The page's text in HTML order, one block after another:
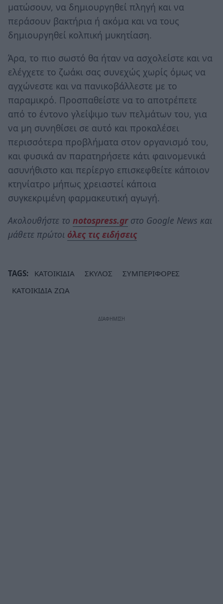
ματώσουν, να δημιουργηθεί πληγή και να
περάσουν βακτήρια ή ακόμα και να τους
δημιουργηθεί κολπική μυκητίαση.
Άρα, το πιο σωστό θα ήταν να ασχολείστε και να
ελέγχετε το ζωάκι σας συνεχώς χωρίς όμως να
αγχώνεστε και να πανικοβάλλεστε με το
παραμικρό. Προσπαθείστε να το αποτρέπετε
από το έντονο γλείψιμο των πελμάτων του, για
να μη συνηθίσει σε αυτό και προκαλέσει
περισσότερα προβλήματα στον οργανισμό του,
και φυσικά αν παρατηρήσετε κάτι φαινομενικά
ασυνήθιστο και περίεργο επισκεφθείτε κάποιον
κτηνίατρο μήπως χρειαστεί κάποια
συγκεκριμένη φαρμακευτική αγωγή.
Ακολουθήστε το notospress.grστο Google News και
μάθετε πρώτοι όλες τις ειδήσεις
TAGS: ΚΑΤΟΙΚΙΔΙΑ ΣΚΥΛΟΣ
ΣΥΜΠΕΡΙΦΟΡΕΣ
ΚΑΤΟΙΚΙΔΙΑ ΖΩΑ